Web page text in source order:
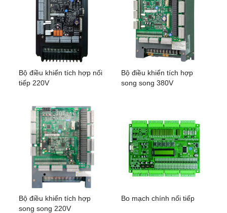
Bộ điều khiển tích hợp nối
tiếp 220V
Bộ điều khiển tích hợp
song song 380V
Bộ điều khiển tích hợp
song song 220V
Bo mạch chính nối tiếp